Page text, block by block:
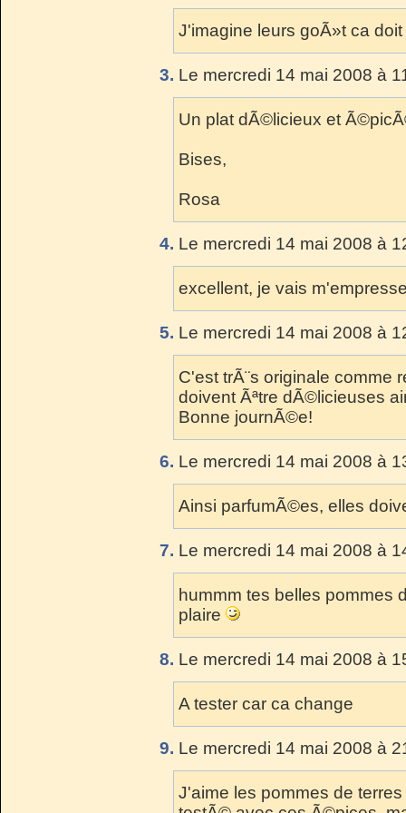
J'imagine leurs goÃ»t ca
3. Le mercredi 14 mai 2008 à
Un plat dÃ©licieux et
Bises,
Rosa
4. Le mercredi 14 mai 2008 à
excellent, je vais
5. Le mercredi 14 mai 2008 à
C'est trÃ¨s originale comme
doivent Ãªtre dÃ©licieuses
Bonne journÃ©e!
6. Le mercredi 14 mai 2008 à
Ainsi parfumÃ©es, elles
7. Le mercredi 14 mai 2008 à
hummm tes belles pommes
plaire
8. Le mercredi 14 mai 2008 à
A tester car ca change
9. Le mercredi 14 mai 2008 à
J'aime les pommes de